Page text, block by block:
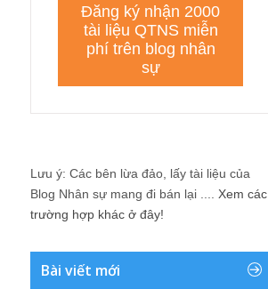
Lưu ý: Các bên lừa đảo, lấy tài liệu của
Blog Nhân sự mang đi bán lại .... Xem các
trường hợp khác ở đây!
Bài viết mới